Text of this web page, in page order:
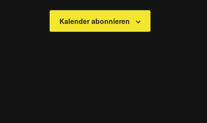
Kalender abonnieren